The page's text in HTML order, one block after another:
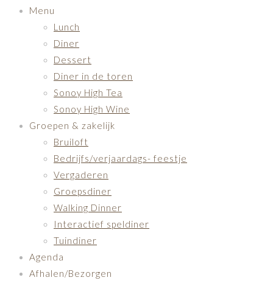
Menu
Lunch
Diner
Dessert
Diner in de toren
Sonoy High Tea
Sonoy High Wine
Groepen & zakelijk
Bruiloft
Bedrijfs/verjaardags- feestje
Vergaderen
Groepsdiner
Walking Dinner
Interactief speldiner
Tuindiner
Agenda
Afhalen/Bezorgen